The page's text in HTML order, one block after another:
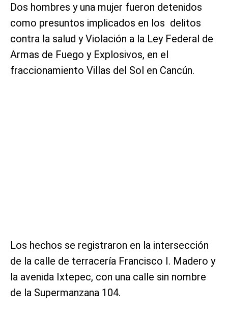
Dos hombres y una mujer fueron detenidos
como presuntos implicados en los delitos
contra la salud y Violación a la Ley Federal de
Armas de Fuego y Explosivos, en el
fraccionamiento Villas del Sol en Cancún.
Los hechos se registraron en la intersección
de la calle de terracería Francisco I. Madero y
la avenida Ixtepec, con una calle sin nombre
de la Supermanzana 104.